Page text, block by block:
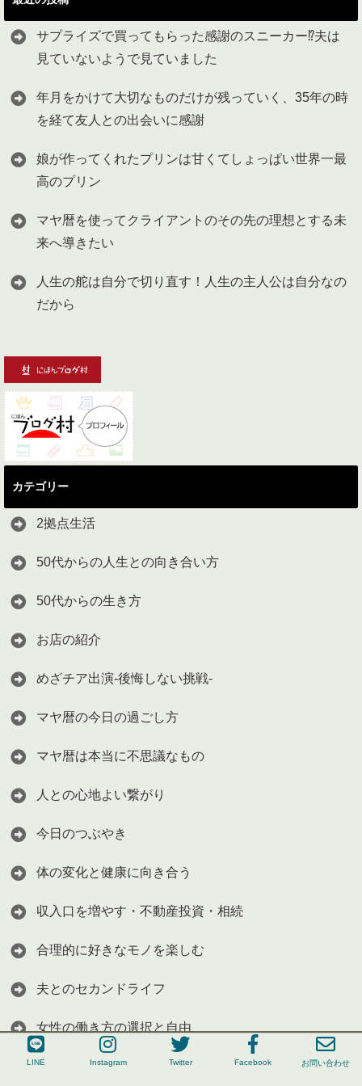
成瀬汐里"LINE公式登録"・"お問い合わせ"はこちらから
LINE
サプライズで買ってもらった感謝のスニーカー⁉︎夫は
見ていないようで見ていました
年月をかけて大切なものだけが残っていく、35年の時
を経て友人との出会いに感謝
娘が作ってくれたプリンは甘くてしょっぱい世界一最
高のプリン
マヤ暦を使ってクライアントのその先の理想とする未
来へ導きたい
人生の舵は自分で切り直す！人生の主人公は自分なの
だから
カテゴリー
2拠点生活
50代からの人生との向き合い方
50代からの生き方
お店の紹介
めざチア出演-後悔しない挑戦-
マヤ暦の今日の過ごし方
マヤ暦は本当に不思議なもの
人との心地よい繋がり
今日のつぶやき
体の変化と健康に向き合う
収入口を増やす・不動産投資・相続
合理的に好きなモノを楽しむ
夫とのセカンドライフ
女性の働き方の選択と自由
子供との向き合い方
LINE Instagram Twitter Facebook お問い合わせ